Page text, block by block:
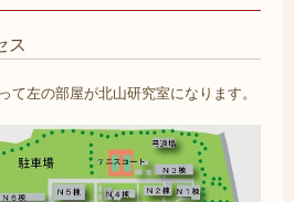
ス
て左の部屋が北山研究室になります。